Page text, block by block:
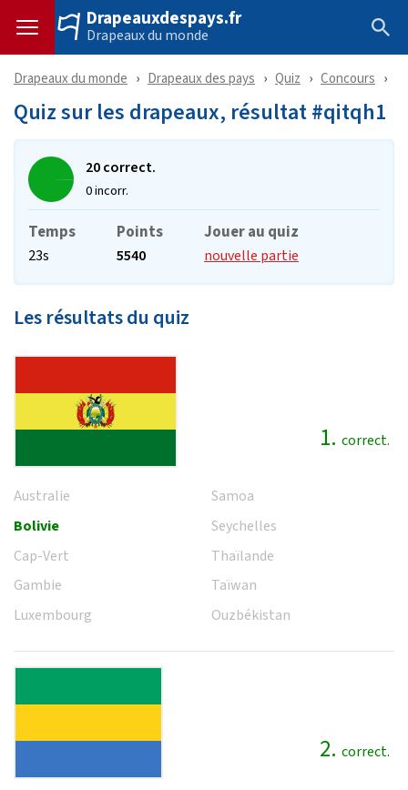
Drapeauxdespays.fr
Drapeaux du monde
Drapeaux du monde Drapeaux des pays Quiz Concours
Quiz sur les drapeaux, résultat #qitqh1
20 correct.
0 incorr.
Temps
23s
Points
5540
Jouer au quiz
nouvelle partie
Les résultats du quiz
1. correct.
Australie
Bolivie
Cap-Vert
Gambie
Luxembourg
Samoa
Seychelles
Thaïlande
Taïwan
Ouzbékistan
2. correct.